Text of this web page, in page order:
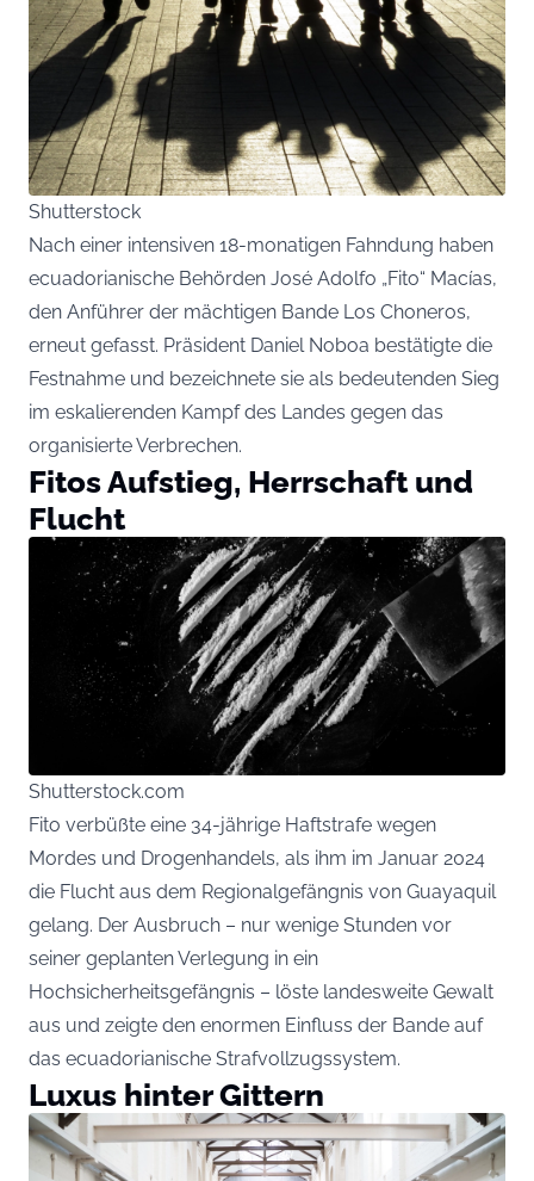
Shutterstock
Nach einer intensiven 18-monatigen Fahndung haben
ecuadorianische Behörden José Adolfo „Fito“ Macías,
den Anführer der mächtigen Bande Los Choneros,
erneut gefasst. Präsident Daniel Noboa bestätigte die
Festnahme und bezeichnete sie als bedeutenden Sieg
im eskalierenden Kampf des Landes gegen das
organisierte Verbrechen.
Fitos Aufstieg, Herrschaft und
Flucht
Shutterstock.com
Fito verbüßte eine 34-jährige Haftstrafe wegen
Mordes und Drogenhandels, als ihm im Januar 2024
die Flucht aus dem Regionalgefängnis von Guayaquil
gelang. Der Ausbruch – nur wenige Stunden vor
seiner geplanten Verlegung in ein
Hochsicherheitsgefängnis – löste landesweite Gewalt
aus und zeigte den enormen Einfluss der Bande auf
das ecuadorianische Strafvollzugssystem.
Luxus hinter Gittern